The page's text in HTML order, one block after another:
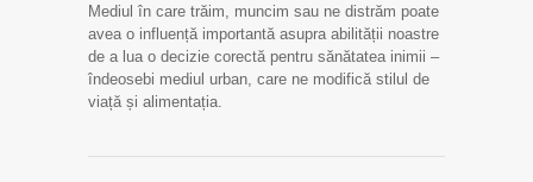
Mediul în care trăim, muncim sau ne distrăm poate
avea o influență importantă asupra abilității noastre
de a lua o decizie corectă pentru sănătatea inimii –
îndeosebi mediul urban, care ne modifică stilul de
viață și alimentația.